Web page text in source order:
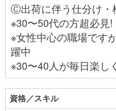
Ⓒ出荷に伴う仕分け・
※30〜50代の方超必見!
※女性中心の職場です
躍中
※30〜40人が毎日楽し
資格／スキル